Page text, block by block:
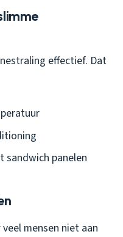
effectief. Dat
sandwich panelen
mensen niet aan